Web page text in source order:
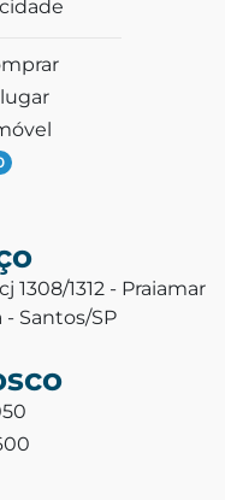
1312 - Praiamar
Santos/SP